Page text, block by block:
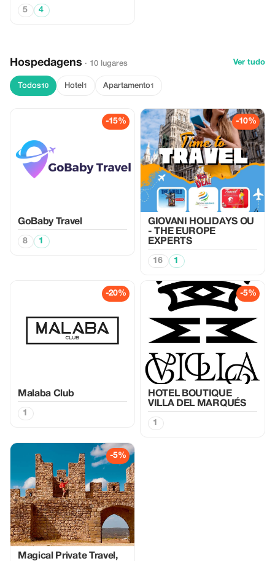
5 4
Hospedagens · 10 lugares Ver tudo
Todos10 Hotel 1 Apartamento1
-15%
GoBaby Travel
8 1
-10%
GIOVANI HOLIDAYS OU
- THE EUROPE
EXPERTS
16 1
-20%
Malaba Club
1
-5%
HOTEL BOUTIQUE
VILLA DEL MARQUÉS
1
-5%
Magical Private Travel,